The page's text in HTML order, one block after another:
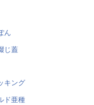
ん
じ蓋
キング
ド亜種